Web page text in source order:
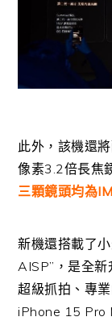
此外，該機還
像素3.2倍長焦
三顆鏡頭均為
新機還搭載了
AISP”，是全
超級抓拍、專
iPhone 15 Pro